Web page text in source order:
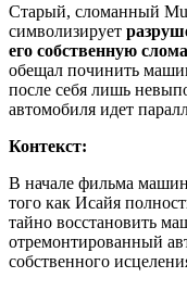
Старый, сломанный
символизирует
его собственную
обещал починить
после себя лишь
автомобиля идет
Контекст:
В начале фильма
того как Исайя
тайно восстановить
отремонтированный
собственного